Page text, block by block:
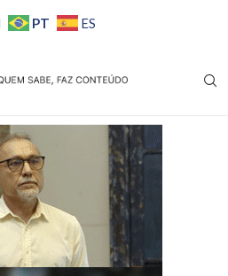
PT ES